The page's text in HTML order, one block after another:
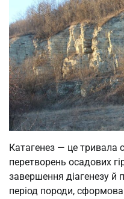
Катагенез — це тривала
перетворень осадових
завершення діагенезу й
період породи,